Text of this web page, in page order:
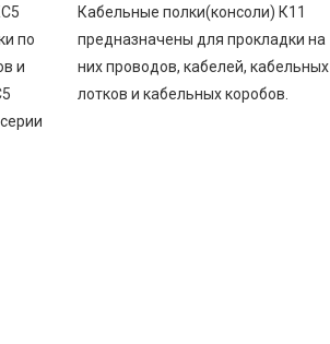
по
и
Кабельные полки(консоли) К11
предназначены для прокладки на
них проводов, кабелей, кабельных
лотков и кабельных коробов.